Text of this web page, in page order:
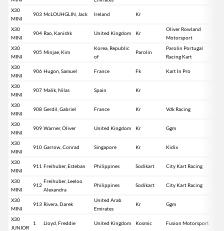
X30
MINI
903 McLOUHGLIN, Jack Ireland Kr
X30
MINI
904 Rao, Kanishk United Kingdom Kr
Oliver Rowland
Motorsport
X30
MINI
905 Minjae, Kim
Korea, Republic
of
Parolin
Parolin Portugal
Racing Kart
X30
MINI
906 Hugon, Samuel France Fk Kart In Pro
X30
MINI
907 Malik, Nilas Spain Kr
X30
MINI
908 Gerdil, Gabriel France Kr Vdk Racing
X30
MINI
909 Warner, Oliver United Kingdom Kr Ggm
X30
MINI
910 Garrow, Conrad Singapore Kr Kidix
X30
MINI
911 Freihuber, Esteban Philippines Sodikart City Kart Racing
X30
MINI
912
Freihuber, Leeloo
Alexandra
Philippines Sodikart City Kart Racing
X30
MINI
913 Rivera, Darek
United Arab
Emirates
Kr Ggm
X30
JUNIOR
1 Lloyd, Freddie United Kingdom Kosmic Fusion Motorsport